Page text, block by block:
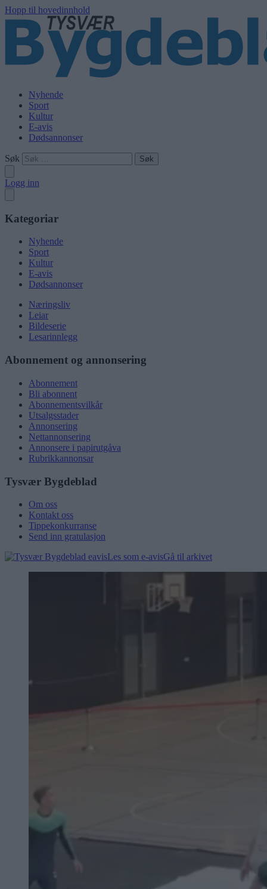
Hopp til hovedinnhold
Nyhende
Sport
Kultur
E-avis
Dødsannonser
Søk
Logg inn
Kategoriar
Nyhende
Sport
Kultur
E-avis
Dødsannonser
Næringsliv
Leiar
Bildeserie
Lesarinnlegg
Abonnement og annonsering
Abonnement
Bli abonnent
Abonnementsvilkår
Utsalgsstader
Annonsering
Nettannonsering
Annonsere i papirutgåva
Rubrikkannonsar
Tysvær Bygdeblad
Om oss
Kontakt oss
Tippekonkurranse
Send inn gratulasjon
Les som e-avisGå til arkivet